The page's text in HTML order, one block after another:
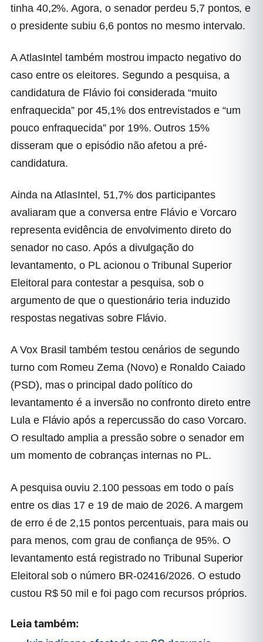
tinha 40,2%. Agora, o senador perdeu 5,7 pontos, e
o presidente subiu 6,6 pontos no mesmo intervalo.
A AtlasIntel também mostrou impacto negativo do
caso entre os eleitores. Segundo a pesquisa, a
candidatura de Flávio foi considerada “muito
enfraquecida” por 45,1% dos entrevistados e “um
pouco enfraquecida” por 19%. Outros 15%
disseram que o episódio não afetou a pré-
candidatura.
Ainda na AtlasIntel, 51,7% dos participantes
avaliaram que a conversa entre Flávio e Vorcaro
representa evidência de envolvimento direto do
senador no caso. Após a divulgação do
levantamento, o PL acionou o Tribunal Superior
Eleitoral para contestar a pesquisa, sob o
argumento de que o questionário teria induzido
respostas negativas sobre Flávio.
A Vox Brasil também testou cenários de segundo
turno com Romeu Zema (Novo) e Ronaldo Caiado
(PSD), mas o principal dado político do
levantamento é a inversão no confronto direto entre
Lula e Flávio após a repercussão do caso Vorcaro.
O resultado amplia a pressão sobre o senador em
um momento de cobranças internas no PL.
A pesquisa ouviu 2.100 pessoas em todo o país
entre os dias 17 e 19 de maio de 2026. A margem
de erro é de 2,15 pontos percentuais, para mais ou
para menos, com grau de confiança de 95%. O
levantamento está registrado no Tribunal Superior
Eleitoral sob o número BR-02416/2026. O estudo
custou R$ 50 mil e foi pago com recursos próprios.
Leia também: